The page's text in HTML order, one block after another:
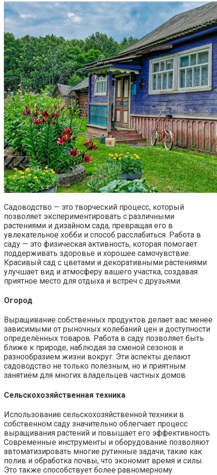
Садоводство — это творческий процесс, который
позволяет экспериментировать с различными
растениями и дизайном сада, превращая его в
увлекательное хобби и способ расслабиться. Работа в
саду — это физическая активность, которая помогает
поддерживать здоровье и хорошее самочувствие.
Красивый сад с цветами и декоративными растениями
улучшает вид и атмосферу вашего участка, создавая
приятное место для отдыха и встреч с друзьями.
Огород
Выращивание собственных продуктов делает вас менее
зависимыми от рыночных колебаний цен и доступности
определённых товаров. Работа в саду позволяет быть
ближе к природе, наблюдая за сменой сезонов и
разнообразием жизни вокруг. Эти аспекты делают
садоводство не только полезным, но и приятным
занятием для многих владельцев частных домов.
Сельскохозяйственная техника
Использование сельскохозяйственной техники в
собственном саду значительно облегчает процесс
выращивания растений и повышает его эффективность.
Современные инструменты и оборудование позволяют
автоматизировать многие рутинные задачи, такие как
полив и обработка почвы, что экономит время и силы.
Это также способствует более равномерному